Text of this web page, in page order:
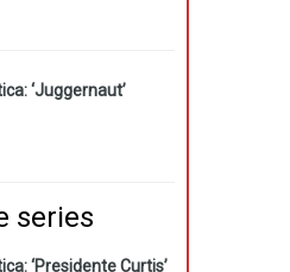
‘Juggernaut’
series
‘Presidente Curtis’